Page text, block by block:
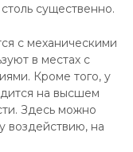
существенно.
с механическими
в местах с
Кроме того, у
на высшем
Здесь можно
воздействию, на